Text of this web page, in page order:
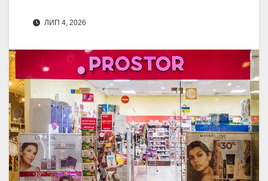
ЛИП 4, 2026